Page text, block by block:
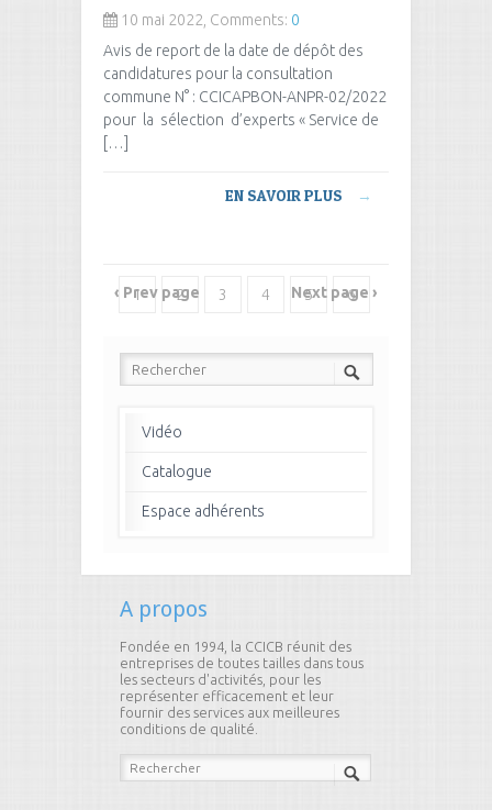
10 mai 2022, Comments: 0
Avis de report de la date de dépôt des
candidatures pour la consultation
commune N° : CCICAPBON-ANPR-02/2022
pour la sélection d’experts « Service de
[…]
EN SAVOIR PLUS →
‹ Prev page
1 2 3 4 5 6
13 14 15 16 17 18
19 20
25 26
31 32 33 34
43 44
49 50 51 52 53 54
55 56 57 58 59
61 62 63
67 68 69 70 71 72
Next page ›
Vidéo
Catalogue
Espace adhérents
A propos
Fondée en 1994, la CCICB réunit des
entreprises de toutes tailles dans tous
les secteurs d'activités, pour les
représenter efficacement et leur
fournir des services aux meilleures
conditions de qualité.